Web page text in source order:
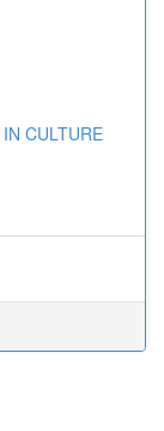
CULTURE